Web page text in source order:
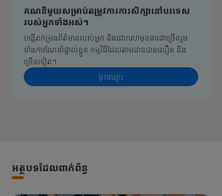
គណនីមួយសម្រាប់តម្រូវការការសិក្សានៅបរទេស
របស់អ្នកទាំងអស់។
បង្កើតកម្រងព័ត៌មានរបស់អ្នក និងដោះសោមុខងារជាច្រើនរួម
ទាំងការណែនាំផ្ទាល់ខ្លួន កម្មវិធីដែលតាមដានបានលឿន និង
ច្រើនទៀត។
ចុះ​ឈ្មោះ
អត្ថបទដែលពាក់ព័ន្ធ